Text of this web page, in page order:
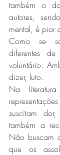
também o
autores,
mental, é pior
Como se
diferentes
voluntário.
dizer, luto.
Na literatura
suscitam
também a
Não buscam
que os